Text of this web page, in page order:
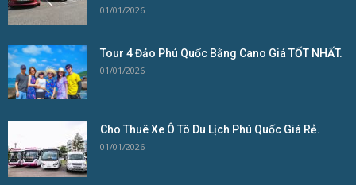
01/01/2026
Tour 4 Đảo Phú Quốc Bằng Cano Giá TỐT NHẤT.
01/01/2026
Cho Thuê Xe Ô Tô Du Lịch Phú Quốc Giá Rẻ.
01/01/2026